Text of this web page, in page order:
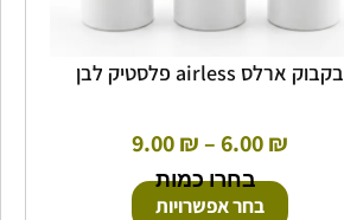
בקבוק ארלס airless פלסטיק לבן
6.00₪
–
9.00₪
בחרו כמות
בחר אפשרויות